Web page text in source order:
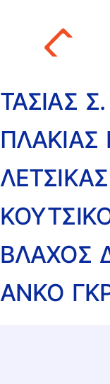
ΤΑΣΙΑΣ
ΠΛΑΚΙΑΣ
ΒΛΑΧΟΣ
ΑΝΚΟ